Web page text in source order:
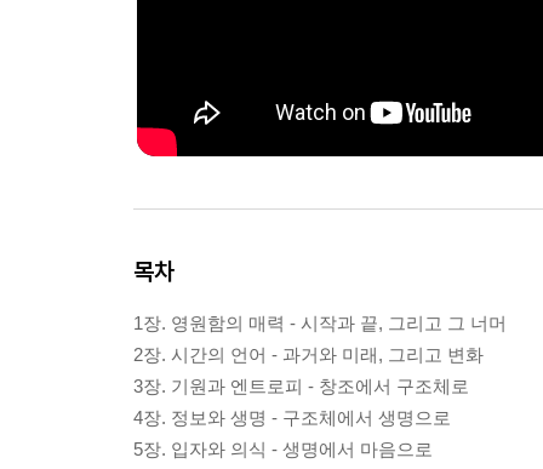
목차
1장. 영원함의 매력 - 시작과 끝, 그리고 그 너머
2장. 시간의 언어 - 과거와 미래, 그리고 변화
3장. 기원과 엔트로피 - 창조에서 구조체로
4장. 정보와 생명 - 구조체에서 생명으로
5장. 입자와 의식 - 생명에서 마음으로